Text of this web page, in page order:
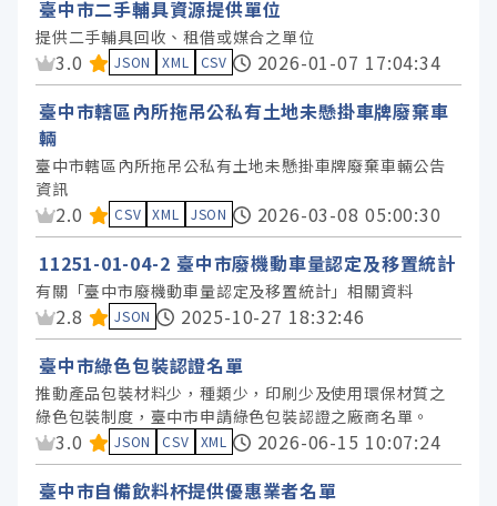
臺中市二手輔具資源提供單位
提供二手輔具回收、租借或媒合之單位
資料集評分：
3.0 JSON XML CSV
2026-01-07 17:04:34
臺中市轄區內所拖吊公私有土地未懸掛車牌廢棄車
輛
臺中市轄區內所拖吊公私有土地未懸掛車牌廢棄車輛公告
資訊
資料集評分：
2.0 CSV XML JSON
2026-03-08 05:00:30
11251-01-04-2 臺中市廢機動車量認定及移置統計
有關「臺中市廢機動車量認定及移置統計」相關資料
資料集評分：
2.8 JSON
2025-10-27 18:32:46
臺中市綠色包裝認證名單
推動產品包裝材料少，種類少，印刷少及使用環保材質之
綠色包裝制度，臺中市申請綠色包裝認證之廠商名單。
資料集評分：
3.0 JSON CSV XML
2026-06-15 10:07:24
臺中市自備飲料杯提供優惠業者名單